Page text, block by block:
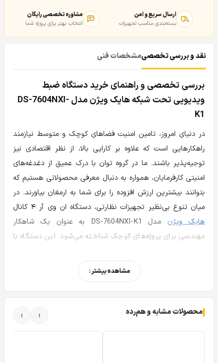
ارسال سریع و امن
بسته‌بندی مناسب تجهیزات
مشاوره تخصصی رایگان
انتخاب بهتر برای پروژه شما
نقد و بررسی تخصصیمشخصات فنی
بررسی تخصصی و راهنمای خرید دستگاه ضبط
ویدیویی تحت شبکه هایک ویژن مدل DS-7604NXI-
K1
در دنیای امروز، تامین امنیت فضاهای کوچک و متوسط نیازمند
راهکارهایی است که علاوه بر کارایی بالا، از نظر اقتصادی نیز
توجیه‌پذیر باشند. ما در گروه توان با درک عمیق از دغدغه‌های
امنیتی کارفرمایان، همواره به دنبال معرفی محصولاتی هستیم که
بتوانند بیشترین ارزش افزوده را برای شما به ارمغان بیاورند. در
میان تنوع بی‌نظیر تجهیزات نظارتی، دستگاه ان وی آر ۴ کانال
هایک ویژن
مدل DS-7604NXI-K1 به عنوان یک شاهکار
مهندسی برای پروژه‌های کوچک شناخته می‌شود. این دستگاه با
هوش مصنوعی، تعریف جدیدی از امنیت هوشمند را برای
کسب‌وکارهای کوچک و منازل مسکونی ارائه کرده است. در این
مقاله به صورت جامع به بررسی قابلیت‌های این دستگاه
می‌پردازیم تا شما را در یک انتخاب آگاهانه یاری کنیم.
مشاهده بیشتر
محصولات مشابه و هم‌رده ‹
›